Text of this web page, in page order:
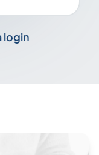
login